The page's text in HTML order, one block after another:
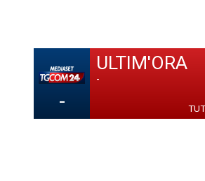
-
ULTIM'ORA
-